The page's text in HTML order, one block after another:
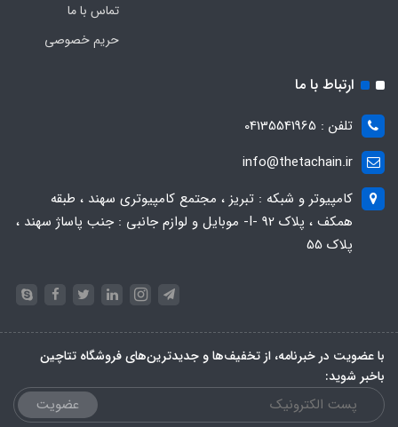
تماس با ما
حریم خصوصی
ارتباط با ما
تلفن : 04135541965
info@thetachain.ir
کامپیوتر و شبکه : تبریز ، مجتمع کامپیوتری سهند ، طبقه
همکف ، پلاک 92 -I- موبایل و لوازم جانبی : جنب پاساژ سهند ،
پلاک 55
با عضویت در خبرنامه، از تخفیف‌ها و جدیدترین‌های فروشگاه تتاچین
باخبر شوید:
عضویت